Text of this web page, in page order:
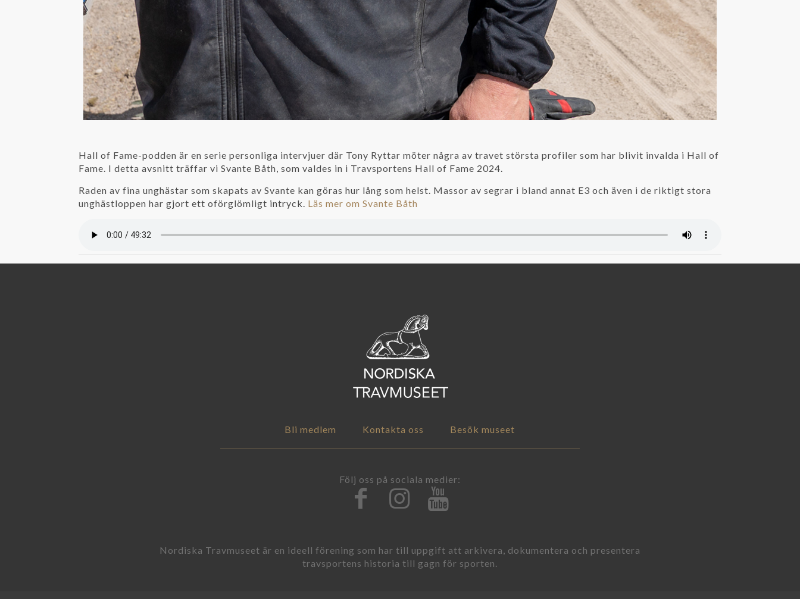
Hall of Fame-podden är en serie personliga intervjuer där Tony Ryttar möter några av travet största profiler som har blivit invalda i Hall of
Fame. I detta avsnitt träffar vi Svante Båth, som valdes in i Travsportens Hall of Fame 2024.
Raden av fina unghästar som skapats av Svante kan göras hur lång som helst. Massor av segrar i bland annat E3 och även i de riktigt stora
unghästloppen har gjort ett oförglömligt intryck. Läs mer om Svante Båth
Bli medlem Kontakta oss Besök museet
Följ oss på sociala medier:
Nordiska Travmuseet är en ideell förening som har till uppgift att arkivera, dokumentera och presentera
travsportens historia till gagn för sporten.